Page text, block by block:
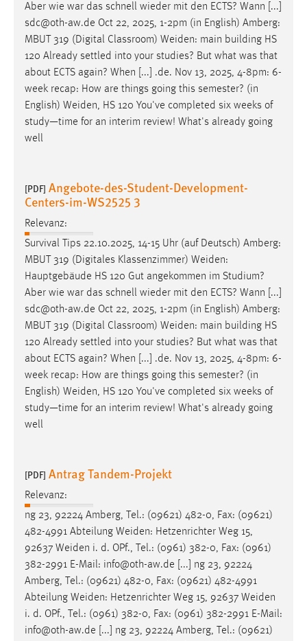
Aber wie war das schnell wieder mit den ECTS? Wann [...]
sdc@oth-aw.de Oct 22, 2025, 1-2pm (in English) Amberg:
MBUT 319 (Digital Classroom) Weiden: main building HS
120 Already settled into your studies? But what was that
about ECTS again? When [...] .de. Nov 13, 2025, 4-8pm: 6-
week recap: How are things going this semester? (in
English) Weiden, HS 120 You've completed six weeks of
study—time for an interim review! What's already going
well
[PDF] Angebote-des-Student-Development-
Centers-im-WS2525 3
Relevanz:
Survival Tips 22.10.2025, 14-15 Uhr (auf Deutsch) Amberg:
MBUT 319 (Digitales Klassenzimmer) Weiden:
Hauptgebäude HS 120 Gut angekommen im Studium?
Aber wie war das schnell wieder mit den ECTS? Wann [...]
sdc@oth-aw.de Oct 22, 2025, 1-2pm (in English) Amberg:
MBUT 319 (Digital Classroom) Weiden: main building HS
120 Already settled into your studies? But what was that
about ECTS again? When [...] .de. Nov 13, 2025, 4-8pm: 6-
week recap: How are things going this semester? (in
English) Weiden, HS 120 You've completed six weeks of
study—time for an interim review! What's already going
well
[PDF] Antrag Tandem-Projekt
Relevanz:
ng 23, 92224 Amberg, Tel.: (09621) 482-0, Fax: (09621)
482-4991 Abteilung Weiden: Hetzenrichter Weg 15,
92637 Weiden i. d. OPf., Tel.: (0961) 382-0, Fax: (0961)
382-2991 E-Mail: info@oth-aw.de [...] ng 23, 92224
Amberg, Tel.: (09621) 482-0, Fax: (09621) 482-4991
Abteilung Weiden: Hetzenrichter Weg 15, 92637 Weiden
i. d. OPf., Tel.: (0961) 382-0, Fax: (0961) 382-2991 E-Mail:
info@oth-aw.de [...] ng 23, 92224 Amberg, Tel.: (09621)